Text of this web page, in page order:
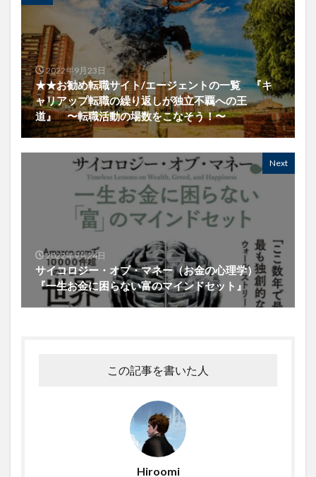
2022年9月23日
★★お勧め転職サイト/エージェントの一覧 『キ
ャリアップ転職の繰り返しが独立不覊への王
道』 〜転職活動の場数をこなそう！〜
Next
2022年9月24日
サイコロジー・オブ・マネー（お金の心理学）
『一生お金に困らない富のマインドセット』
この記事を書いた人
Hiroomi